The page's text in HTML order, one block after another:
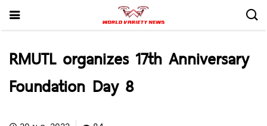
RMUTL organizes 17th Anniversary
Foundation Day 8